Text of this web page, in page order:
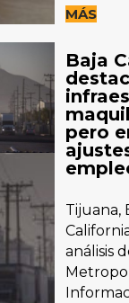
MÁS
Baja
pero
Tijuana,
análisis